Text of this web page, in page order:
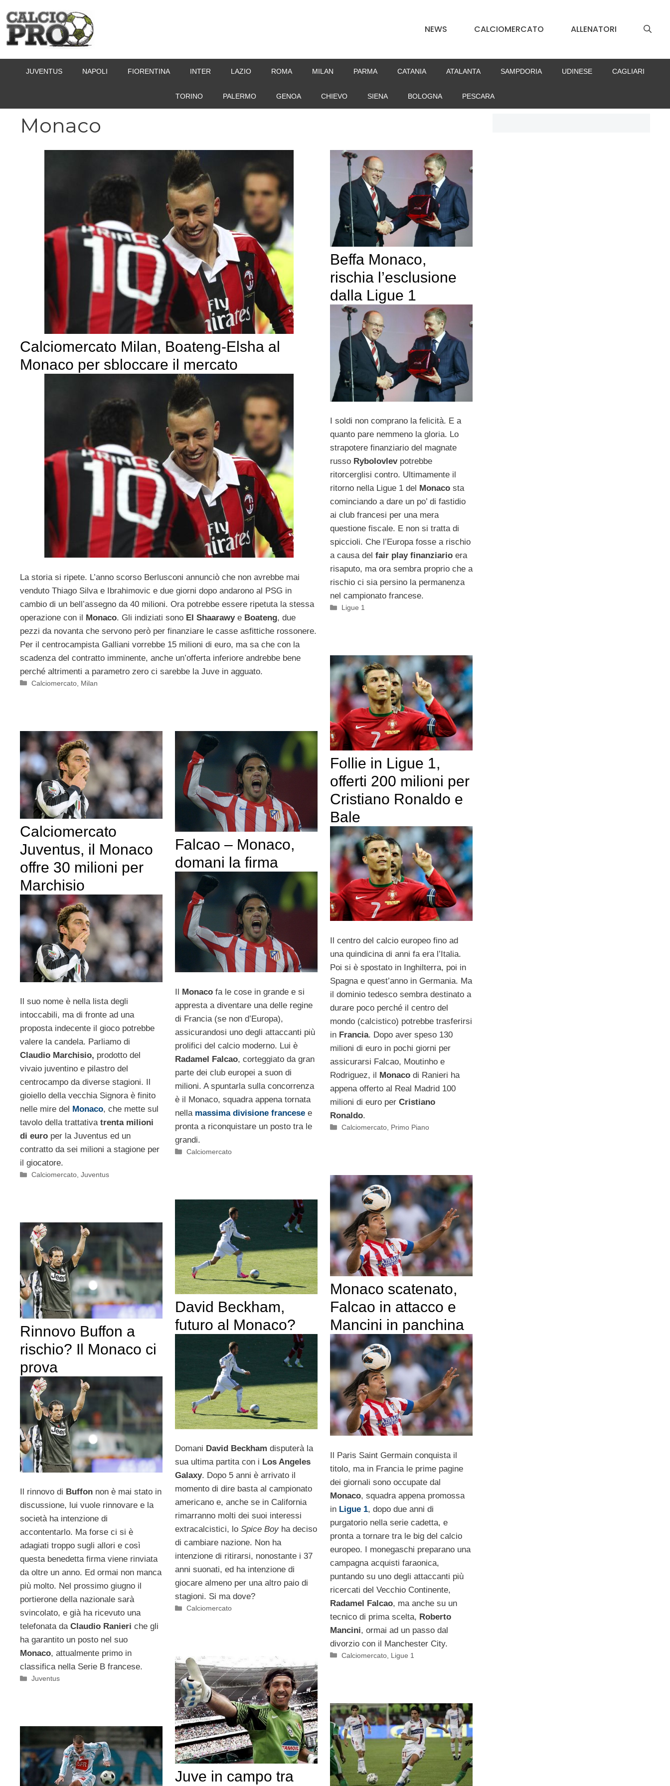
contenuto
NEWS CALCIOMERCATO ALLENATORI
JUVENTUS NAPOLI FIORENTINA INTER LAZIO ROMA MILAN PARMA CATANIA ATALANTA SAMPDORIA UDINESE CAGLIARI
TORINO PALERMO GENOA CHIEVO SIENA BOLOGNA PESCARA
Monaco
Calciomercato Milan, Boateng-Elsha al
Monaco per sbloccare il mercato
La storia si ripete. L’anno scorso Berlusconi annunciò che non avrebbe mai
venduto Thiago Silva e Ibrahimovic e due giorni dopo andarono al PSG in
cambio di un bell’assegno da 40 milioni. Ora potrebbe essere ripetuta la stessa
operazione con il Monaco. Gli indiziati sono El Shaarawye Boateng, due
pezzi da novanta che servono però per finanziare le casse asfittiche rossonere.
Per il centrocampista Galliani vorrebbe 15 milioni di euro, ma sa che con la
scadenza del contratto imminente, anche un’offerta inferiore andrebbe bene
perché altrimenti a parametro zero ci sarebbe la Juve in agguato.
Categorie
Calciomercato Milan
Beffa Monaco,
rischia l’esclusione
dalla Ligue 1
I soldi non comprano la felicità. E a
quanto pare nemmeno la gloria. Lo
strapotere finanziario del magnate
russo Rybolovlevpotrebbe
ritorcerglisi contro. Ultimamente il
ritorno nella Ligue 1 del
Monacosta
cominciando a dare un po’ di fastidio
ai club francesi per una mera
questione fiscale. E non si tratta di
spiccioli. Che l’Europa fosse a rischio
a causa del fair play finanziarioera
risaputo, ma ora sembra proprio che a
rischio ci sia persino la permanenza
nel campionato francese.
Categorie
Ligue 1
Follie in Ligue 1,
offerti 200 milioni per
Cristiano Ronaldo e
Bale
Il centro del calcio europeo fino ad
una quindicina di anni fa era l’Italia.
Poi si è spostato in Inghilterra, poi in
Spagna e quest’anno in Germania. Ma
il dominio tedesco sembra destinato a
durare poco perché il centro del
mondo (calcistico) potrebbe trasferirsi
in Francia. Dopo aver speso 130
milioni di euro in pochi giorni per
assicurarsi Falcao, Moutinho e
Rodriguez, il Monacodi Ranieri ha
appena offerto al Real Madrid 100
milioni di euro per Cristiano
Ronaldo.
Categorie
Calciomercato Primo Piano
Calciomercato
Juventus, il Monaco
offre 30 milioni per
Marchisio
Il suo nome è nella lista degli
intoccabili, ma di fronte ad una
proposta indecente il gioco potrebbe
valere la candela. Parliamo di
Claudio Marchisio, prodotto del
vivaio juventino e pilastro del
centrocampo da diverse stagioni. Il
gioiello della vecchia Signora è finito
nelle mire del
Monaco, che mette sul
tavolo della trattativa trenta milioni
di euro per la Juventus ed un
contratto da sei milioni a stagione per
il giocatore.
Categorie
Calciomercato,Juventus
Falcao – Monaco,
domani la firma
Il Monacofa le cose in grande e si
appresta a diventare una delle regine
di Francia (se non d’Europa),
assicurandosi uno degli attaccanti più
prolifici del calcio moderno. Lui è
Radamel Falcao, corteggiato da gran
parte dei club europei a suon di
milioni. A spuntarla sulla concorrenza
è il Monaco, squadra appena tornata
nella massima divisione francesee
pronta a riconquistare un posto tra le
grandi.
Categorie
Calciomercato
Monaco scatenato,
Falcao in attacco e
Mancini in panchina
Il Paris Saint Germain conquista il
titolo, ma in Francia le prime pagine
dei giornali sono occupate dal
Monaco, squadra appena promossa
in Ligue 1, dopo due anni di
purgatorio nella serie cadetta, e
pronta a tornare tra le big del calcio
europeo. I monegaschi preparano una
campagna acquisti faraonica,
puntando su uno degli attaccanti più
ricercati del Vecchio Continente,
Radamel Falcao, ma anche su un
tecnico di prima scelta, Roberto
Mancini, ormai ad un passo dal
divorzio con il Manchester City.
Categorie
Calciomercato Ligue 1
David Beckham,
futuro al Monaco?
Domani David Beckham disputerà la
sua ultima partita con i Los Angeles
Galaxy. Dopo 5 anni è arrivato il
momento di dire basta al campionato
americano e, anche se in California
rimarranno molti dei suoi interessi
extracalcistici, lo Spice Boyha deciso
di cambiare nazione. Non ha
intenzione di ritirarsi, nonostante i 37
anni suonati, ed ha intenzione di
giocare almeno per una altro paio di
stagioni. Si ma dove?
Categorie
Calciomercato
Rinnovo Buffon a
rischio? Il Monaco ci
prova
Il rinnovo di Buffon non è mai stato in
discussione, lui vuole rinnovare e la
società ha intenzione di
accontentarlo. Ma forse ci si è
adagiati troppo sugli allori e così
questa benedetta firma viene rinviata
da oltre un anno. Ed ormai non manca
più molto. Nel prossimo giugno il
portierone della nazionale sarà
svincolato, e già ha ricevuto una
telefonata da Claudio Ranieri che gli
ha garantito un posto nel suo
Monaco, attualmente primo in
classifica nella Serie B francese.
Categorie
Juventus
Juve in campo tra